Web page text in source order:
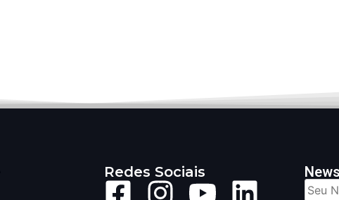
Redes Sociais